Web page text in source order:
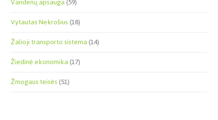
Vytautas Nekrošius(18)
Žalioji transporto sistema(14)
Žiedinė ekonomika(17)
Žmogaus teisės(51)